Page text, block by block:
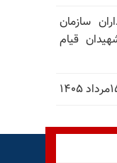
سازمان
قیام